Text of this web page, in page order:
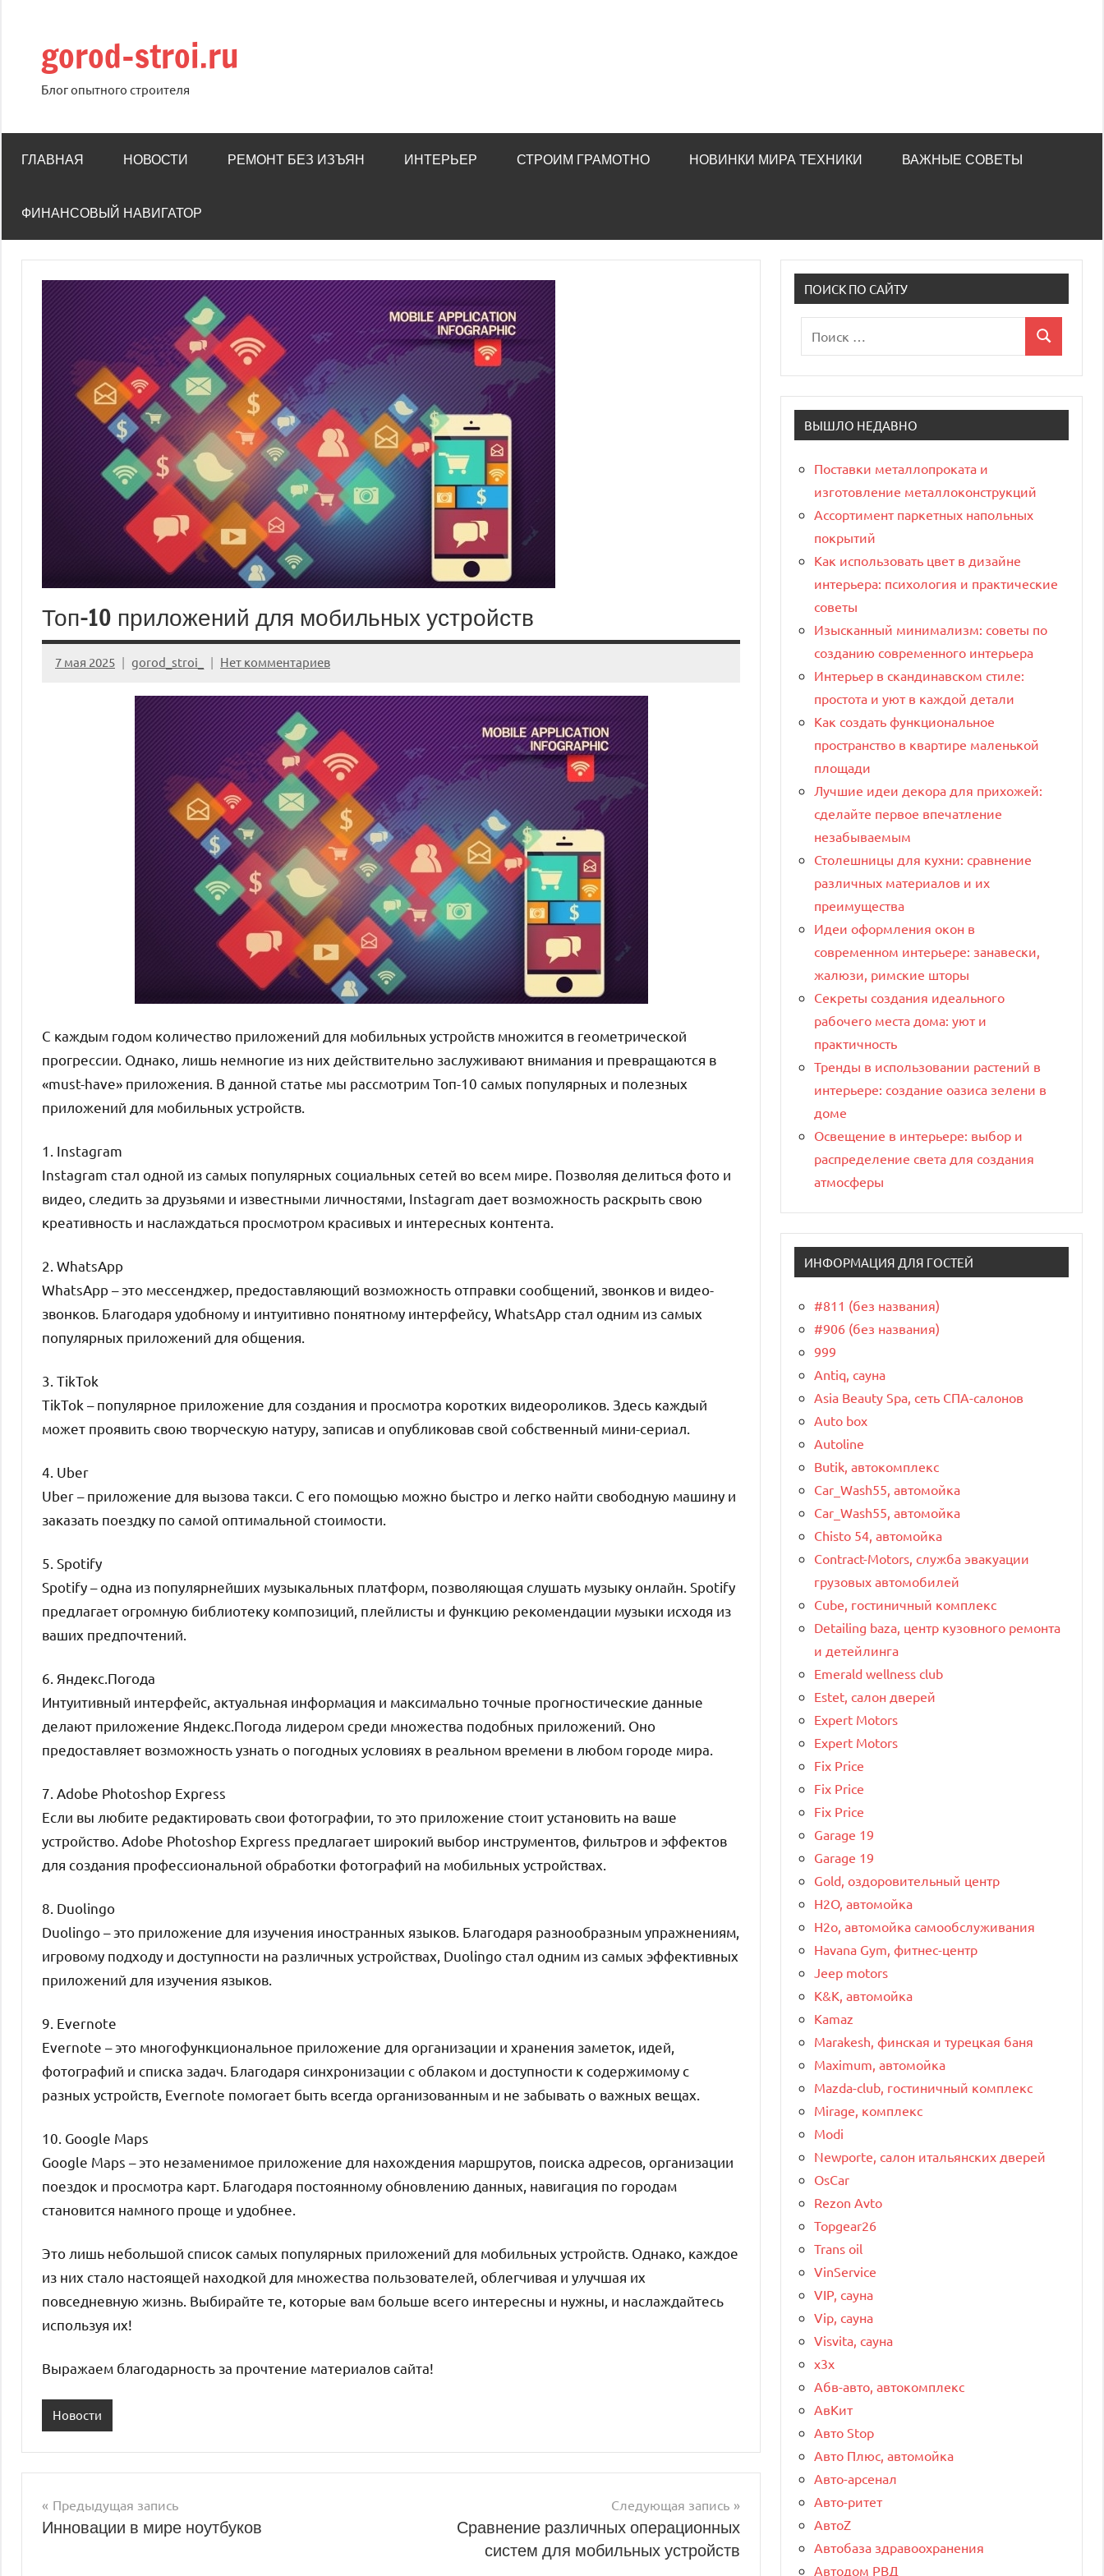
содержимому
gorod-stroi.ru
Блог опытного строителя
ГЛАВНАЯ НОВОСТИ РЕМОНТ БЕЗ ИЗЪЯН ИНТЕРЬЕР СТРОИМ ГРАМОТНО НОВИНКИ МИРА ТЕХНИКИ ВАЖНЫЕ СОВЕТЫ
ФИНАНСОВЫЙ НАВИГАТОР
Топ-10 приложений для мобильных устройств
7 мая 2025 gorod_stroi_ Нет комментариев
С каждым годом количество приложений для мобильных устройств множится в геометрической
прогрессии. Однако, лишь немногие из них действительно заслуживают внимания и превращаются в
«must-have» приложения. В данной статье мы рассмотрим Топ-10 самых популярных и полезных
приложений для мобильных устройств.
1. Instagram
Instagram стал одной из самых популярных социальных сетей во всем мире. Позволяя делиться фото и
видео, следить за друзьями и известными личностями, Instagram дает возможность раскрыть свою
креативность и наслаждаться просмотром красивых и интересных контента.
2. WhatsApp
WhatsApp – это мессенджер, предоставляющий возможность отправки сообщений, звонков и видео-
звонков. Благодаря удобному и интуитивно понятному интерфейсу, WhatsApp стал одним из самых
популярных приложений для общения.
3. TikTok
TikTok – популярное приложение для создания и просмотра коротких видеороликов. Здесь каждый
может проявить свою творческую натуру, записав и опубликовав свой собственный мини-сериал.
4. Uber
Uber – приложение для вызова такси. С его помощью можно быстро и легко найти свободную машину и
заказать поездку по самой оптимальной стоимости.
5. Spotify
Spotify – одна из популярнейших музыкальных платформ, позволяющая слушать музыку онлайн. Spotify
предлагает огромную библиотеку композиций, плейлисты и функцию рекомендации музыки исходя из
ваших предпочтений.
6. Яндекс.Погода
Интуитивный интерфейс, актуальная информация и максимально точные прогностические данные
делают приложение Яндекс.Погода лидером среди множества подобных приложений. Оно
предоставляет возможность узнать о погодных условиях в реальном времени в любом городе мира.
7. Adobe Photoshop Express
Если вы любите редактировать свои фотографии, то это приложение стоит установить на ваше
устройство. Adobe Photoshop Express предлагает широкий выбор инструментов, фильтров и эффектов
для создания профессиональной обработки фотографий на мобильных устройствах.
8. Duolingo
Duolingo – это приложение для изучения иностранных языков. Благодаря разнообразным упражнениям,
игровому подходу и доступности на различных устройствах, Duolingo стал одним из самых эффективных
приложений для изучения языков.
9. Evernote
Evernote – это многофункциональное приложение для организации и хранения заметок, идей,
фотографий и списка задач. Благодаря синхронизации с облаком и доступности к содержимому с
разных устройств, Evernote помогает быть всегда организованным и не забывать о важных вещах.
10. Google Maps
Google Maps – это незаменимое приложение для нахождения маршрутов, поиска адресов, организации
поездок и просмотра карт. Благодаря постоянному обновлению данных, навигация по городам
становится намного проще и удобнее.
Это лишь небольшой список самых популярных приложений для мобильных устройств. Однако, каждое
из них стало настоящей находкой для множества пользователей, облегчивая и улучшая их
повседневную жизнь. Выбирайте те, которые вам больше всего интересны и нужны, и наслаждайтесь
используя их!
Выражаем благодарность за прочтение материалов сайта!
Новости
Навигация
Предыдущая запись
Инновации в мире ноутбуков
Следующая запись
Сравнение различных операционных
систем для мобильных устройств
ПОИСК ПО САЙТУ
для:
Поиск
ВЫШЛО НЕДАВНО
Поставки металлопроката и
изготовление металлоконструкций
Ассортимент паркетных напольных
покрытий
Как использовать цвет в дизайне
интерьера: психология и практические
советы
Изысканный минимализм: советы по
созданию современного интерьера
Интерьер в скандинавском стиле:
простота и уют в каждой детали
Как создать функциональное
пространство в квартире маленькой
площади
Лучшие идеи декора для прихожей:
сделайте первое впечатление
незабываемым
Столешницы для кухни: сравнение
различных материалов и их
преимущества
Идеи оформления окон в
современном интерьере: занавески,
жалюзи, римские шторы
Секреты создания идеального
рабочего места дома: уют и
практичность
Тренды в использовании растений в
интерьере: создание оазиса зелени в
доме
Освещение в интерьере: выбор и
распределение света для создания
атмосферы
ИНФОРМАЦИЯ ДЛЯ ГОСТЕЙ
#811 (без названия)
#906 (без названия)
999
Antiq, сауна
Asia Beauty Spa, сеть СПА-салонов
Auto box
Autoline
Butik, автокомплекс
Car_Wash55, автомойка
Car_Wash55, автомойка
Chisto 54, автомойка
Contract-Motors, служба эвакуации
грузовых автомобилей
Cube, гостиничный комплекс
Detailing baza, центр кузовного ремонта
и детейлинга
Emerald wellness club
Estet, салон дверей
Expert Motors
Expert Motors
Fix Price
Fix Price
Fix Price
Garage 19
Garage 19
Gold, оздоровительный центр
H2O, автомойка
H2o, автомойка самообслуживания
Havana Gym, фитнес-центр
Jeep motors
K&K, автомойка
Kamaz
Marakesh, финская и турецкая баня
Maximum, автомойка
Mazda-club, гостиничный комплекс
Mirage, комплекс
Modi
Newporte, салон итальянских дверей
OsCar
Rezon Avto
Topgear26
Trans oil
VinService
VIP, сауна
Vip, сауна
Visvita, сауна
x3x
Абв-авто, автокомплекс
АвКит
Авто Stop
Авто Плюс, автомойка
Авто-арсенал
Авто-ритет
АвтоZ
Автобаза здравоохранения
Автодом РВД